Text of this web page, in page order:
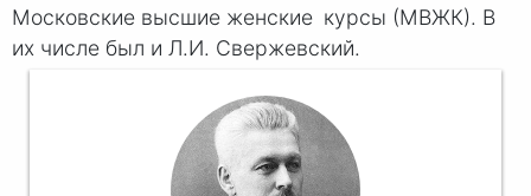
Московские высшие женские курсы (МВЖК). В
их числе был и Л.И. Свержевский.